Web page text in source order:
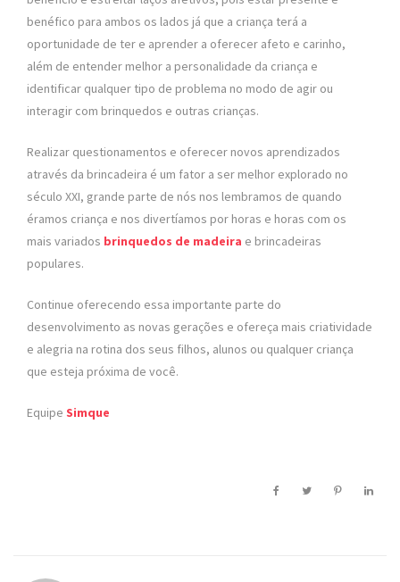
benéfico para ambos os lados já que a criança terá a
oportunidade de ter e aprender a oferecer afeto e carinho,
além de entender melhor a personalidade da criança e
identificar qualquer tipo de problema no modo de agir ou
interagir com brinquedos e outras crianças.
Realizar questionamentos e oferecer novos aprendizados
através da brincadeira é um fator a ser melhor explorado no
século XXI, grande parte de nós nos lembramos de quando
éramos criança e nos divertíamos por horas e horas com os
mais variados brinquedos de madeira e brincadeiras
populares.
Continue oferecendo essa importante parte do
desenvolvimento as novas gerações e ofereça mais criatividade
e alegria na rotina dos seus filhos, alunos ou qualquer criança
que esteja próxima de você.
Equipe Simque